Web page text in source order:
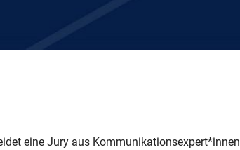
eine Jury aus Kommunikationsexpert*innen